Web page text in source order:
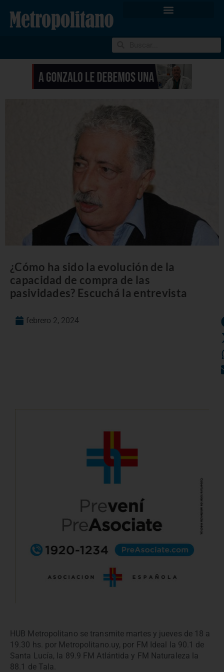
¿Cómo ha sido la evolución de la
capacidad de compra de las
pasividades? Escuchá la entrevista
febrero 2, 2024
HUB Metropolitano se transmite martes y jueves de 18 a
19.30 hs. por Metropolitano.uy, por FM Ideal la 90.1 de
Santa Lucía, la 89.9 FM Atlántida y FM Naturaleza la
88.1 de Tala.